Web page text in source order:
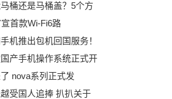
桶还是马桶盖？5个方
首款Wi-Fi6路
机推出包机回国服务！
产手机操作系统正式开
nova系列正式发
受国人追捧 扒扒关于